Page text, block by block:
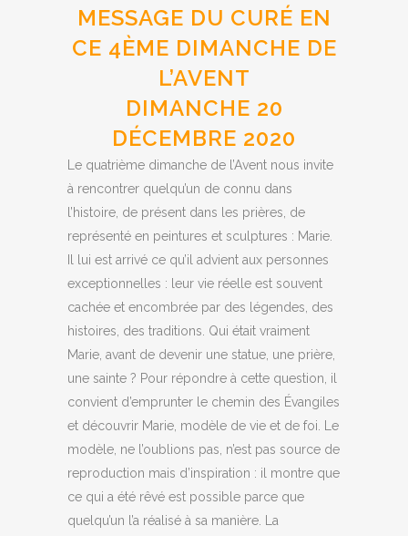
MESSAGE DU CURÉ EN
CE 4ÈME DIMANCHE DE
L’AVENT
DIMANCHE 20
DÉCEMBRE 2020
Le quatrième dimanche de l’Avent nous invite
à rencontrer quelqu’un de connu dans
l’histoire, de présent dans les prières, de
représenté en peintures et sculptures : Marie.
Il lui est arrivé ce qu’il advient aux personnes
exceptionnelles : leur vie réelle est souvent
cachée et encombrée par des légendes, des
histoires, des traditions. Qui était vraiment
Marie, avant de devenir une statue, une prière,
une sainte ? Pour répondre à cette question, il
convient d’emprunter le chemin des Évangiles
et découvrir Marie, modèle de vie et de foi. Le
modèle, ne l’oublions pas, n’est pas source de
reproduction mais d’inspiration : il montre que
ce qui a été rêvé est possible parce que
quelqu’un l’a réalisé à sa manière. La